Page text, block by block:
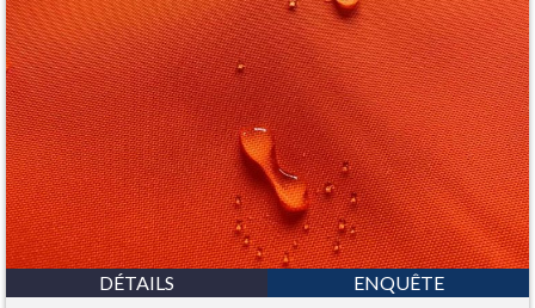
DÉTAILS
ENQUÊTE